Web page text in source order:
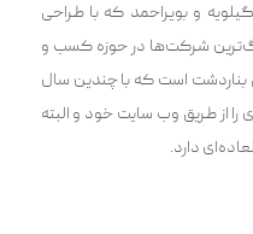
و بویراحمد که با طراحی
شرکت‌ها در حوزه کسب و
است که با چندین سال
از طریق وب سایت خود و البته
دارد.